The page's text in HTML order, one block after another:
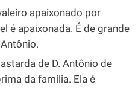
apaixonado por
é apaixonada. É de grande
de D. Antônio de
da família. Ela é